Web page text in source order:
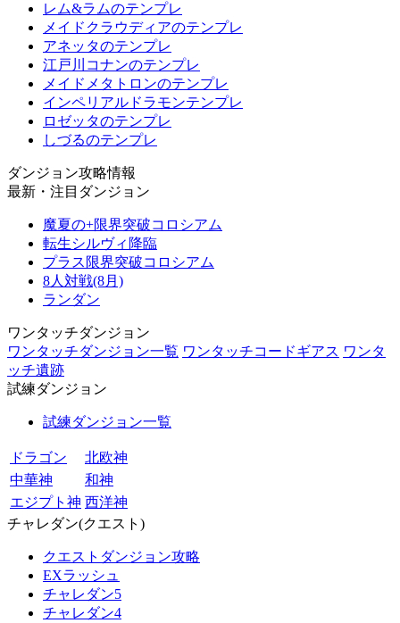
レム&ラムのテンプレ
メイドクラウディアのテンプレ
アネッタのテンプレ
江戸川コナンのテンプレ
メイドメタトロンのテンプレ
インペリアルドラモンテンプレ
ロゼッタのテンプレ
しづるのテンプレ
ダンジョン攻略情報
最新・注目ダンジョン
魔夏の+限界突破コロシアム
転生シルヴィ降臨
プラス限界突破コロシアム
8人対戦(8月)
ランダン
ワンタッチダンジョン
ワンタッチダンジョン一覧 ワンタッチコードギアス ワンタ
ッチ遺跡
試練ダンジョン
試練ダンジョン一覧
ドラゴン
北欧神
中華神
和神
エジプト神 西洋神
チャレダン(クエスト)
クエストダンジョン攻略
EXラッシュ
チャレダン5
チャレダン4